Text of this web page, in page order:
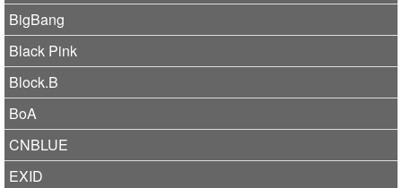
BigBang
Black Pink
Block.B
BoA
CNBLUE
EXID